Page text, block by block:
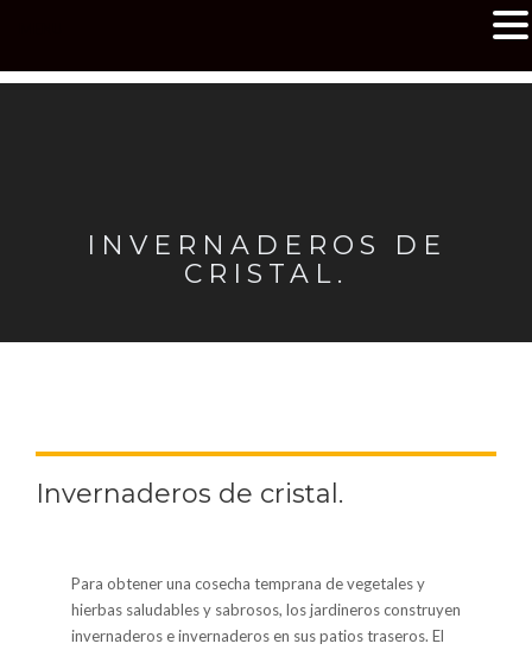
INVERNADEROS DE
CRISTAL.
Invernaderos de cristal.
Para obtener una cosecha temprana de vegetales y
hierbas saludables y sabrosos, los jardineros construyen
invernaderos e invernaderos en sus patios traseros. El